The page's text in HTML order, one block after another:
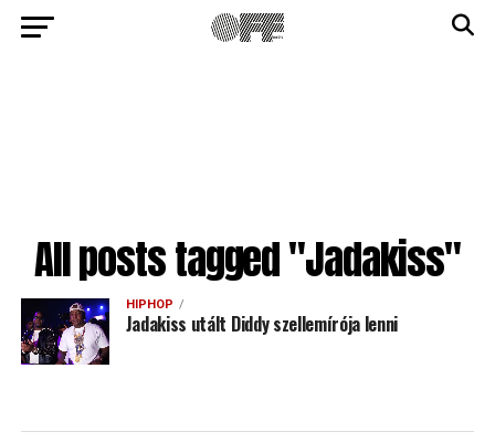
All posts tagged "Jadakiss"
HIPHOP
Jadakiss utált Diddy szellemírója lenni